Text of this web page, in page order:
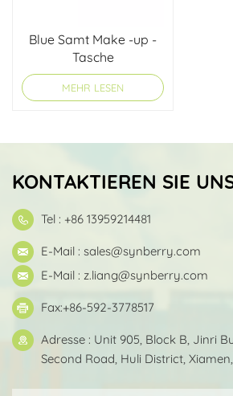
Blue Samt Make -up -
Tasche
MEHR LESEN
KONTAKTIEREN SIE
Tel : +86 13959214481
E-Mail : sales@synberry.com
E-Mail : z.liang@synberry.com
Fax:+86-592-3778517
Adresse : Unit 905, Block B, Jinri
Second Road, Huli District,